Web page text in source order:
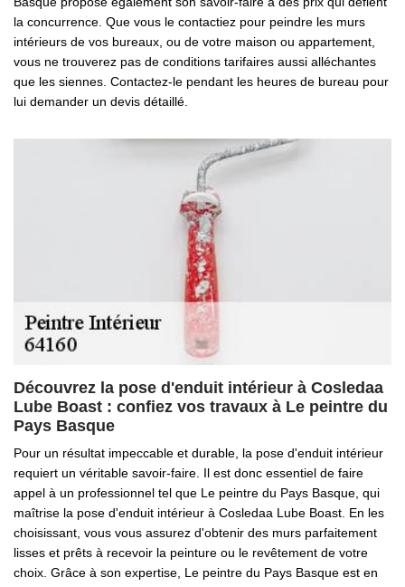
la concurrence. Que vous le contactiez pour peindre les murs
intérieurs de vos bureaux, ou de votre maison ou appartement,
vous ne trouverez pas de conditions tarifaires aussi alléchantes
que les siennes. Contactez-le pendant les heures de bureau pour
lui demander un devis détaillé.
Découvrez la pose d'enduit intérieur à Cosledaa
Lube Boast : confiez vos travaux à Le peintre du
Pays Basque
Pour un résultat impeccable et durable, la pose d'enduit intérieur
requiert un véritable savoir-faire. Il est donc essentiel de faire
appel à un professionnel tel que Le peintre du Pays Basque, qui
maîtrise la pose d'enduit intérieur à Cosledaa Lube Boast. En les
choisissant, vous vous assurez d'obtenir des murs parfaitement
lisses et prêts à recevoir la peinture ou le revêtement de votre
choix. Grâce à son expertise, Le peintre du Pays Basque est en